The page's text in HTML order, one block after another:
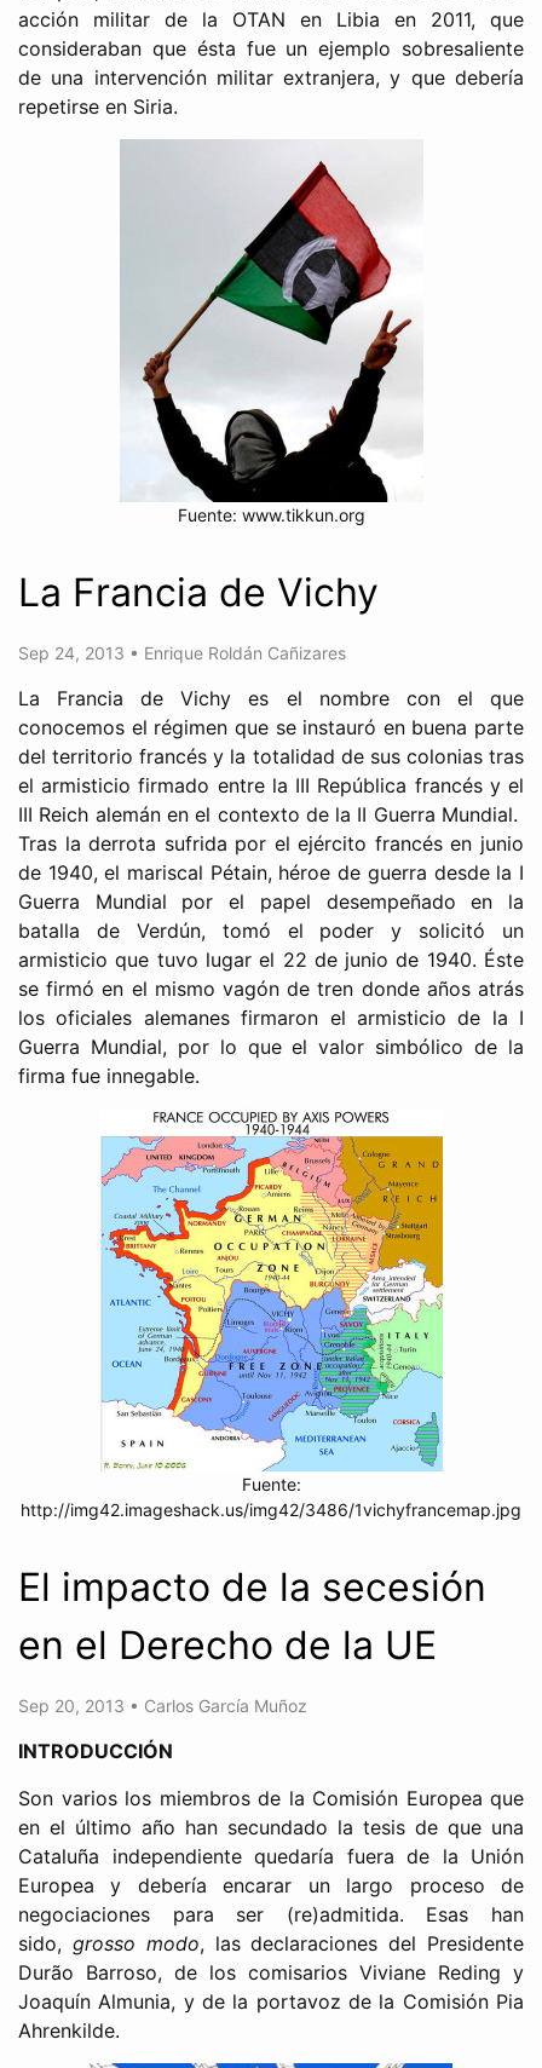
acción militar de la OTAN en Libia en 2011, que
consideraban que ésta fue un ejemplo sobresaliente
de una intervención militar extranjera, y que debería
repetirse en Siria.
Fuente: www.tikkun.org
La Francia de Vichy
Sep 24, 2013 • Enrique Roldán Cañizares
La Francia de Vichy es el nombre con el que
conocemos el régimen que se instauró en buena parte
del territorio francés y la totalidad de sus colonias tras
el armisticio firmado entre la III República francés y el
III Reich alemán en el contexto de la II Guerra Mundial.
Tras la derrota sufrida por el ejército francés en junio
de 1940, el mariscal Pétain, héroe de guerra desde la I
Guerra Mundial por el papel desempeñado en la
batalla de Verdún, tomó el poder y solicitó un
armisticio que tuvo lugar el 22 de junio de 1940. Éste
se firmó en el mismo vagón de tren donde años atrás
los oficiales alemanes firmaron el armisticio de la I
Guerra Mundial, por lo que el valor simbólico de la
firma fue innegable.
Fuente:
http://img42.imageshack.us/img42/3486/1vichyfrancemap.jpg
El impacto de la secesión
en el Derecho de la UE
Sep 20, 2013 • Carlos García Muñoz
INTRODUCCIÓN
Son varios los miembros de la Comisión Europea que
en el último año han secundado la tesis de que una
Cataluña independiente quedaría fuera de la Unión
Europea y debería encarar un largo proceso de
negociaciones para ser (re)admitida. Esas han
sido, grosso modo, las declaraciones del Presidente
Durão Barroso, de los comisarios Viviane Reding y
Joaquín Almunia, y de la portavoz de la Comisión Pia
Ahrenkilde.